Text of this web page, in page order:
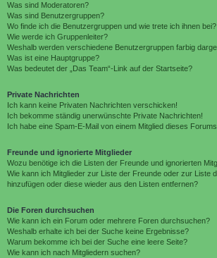
Was sind Moderatoren?
Was sind Benutzergruppen?
Wo finde ich die Benutzergruppen und wie trete ich ihnen bei?
Wie werde ich Gruppenleiter?
Weshalb werden verschiedene Benutzergruppen farbig
Was ist eine Hauptgruppe?
Was bedeutet der „Das Team“-Link auf der Startseite?
Private Nachrichten
Ich kann keine Privaten Nachrichten verschicken!
Ich bekomme ständig unerwünschte Private Nachrichten!
Ich habe eine Spam-E-Mail von einem Mitglied dieses
Freunde und ignorierte Mitglieder
Wozu benötige ich die Listen der Freunde und ignorierten
Wie kann ich Mitglieder zur Liste der Freunde oder zur Liste
hinzufügen oder diese wieder aus den Listen entfernen?
Die Foren durchsuchen
Wie kann ich ein Forum oder mehrere Foren durchsuchen?
Weshalb erhalte ich bei der Suche keine Ergebnisse?
Warum bekomme ich bei der Suche eine leere Seite?
Wie kann ich nach Mitgliedern suchen?